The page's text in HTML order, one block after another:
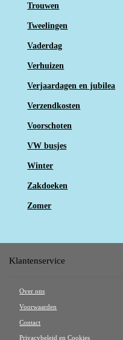
Trouwen
Tweelingen
Vaderdag
Verhuizen
Verjaardagen en jubilea
Verzendkosten
Voorschoten
VW busjes
Winter
Zakdoeken
Zomer
Klantenservice
Over ons
Voorwaarden
Contact
Privacybeleid en Cookies